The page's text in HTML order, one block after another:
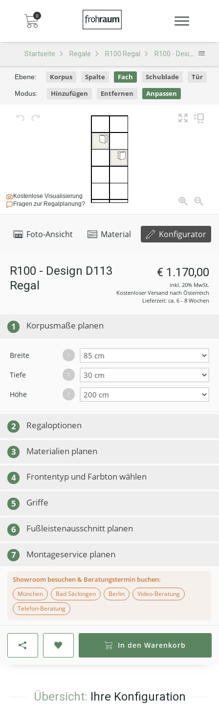
0
Startseite Regale R100 Regal R100 - Design D113
Foto-Ansicht Material Konfigurator
Kostenlose Visualisierung
Fragen zur Regalplanung?
Ebene: Korpus Spalte Fach Schublade Tür
Modus: Hinzufügen Entfernen Anpassen
R100 - Design D113
Regal
€ 1.170,00
inkl. 20% MwSt.
Kostenloser Versand nach Österreich
Lieferzeit: ca. 6 - 8 Wochen
1 Korpusmaße planen
Breite ?
Tiefe ?
Höhe ?
2 Regaloptionen
3 Materialien planen
4 Frontentyp und Farbton wählen
5 Griffe
6 Fußleistenausschnitt planen
7 Montageservice planen
Showroom besuchen & Beratungstermin buchen:
München
Bad Säckingen Berlin
Video-Beratung
Telefon-Beratung
In den Warenkorb
Übersicht: Ihre Konfiguration